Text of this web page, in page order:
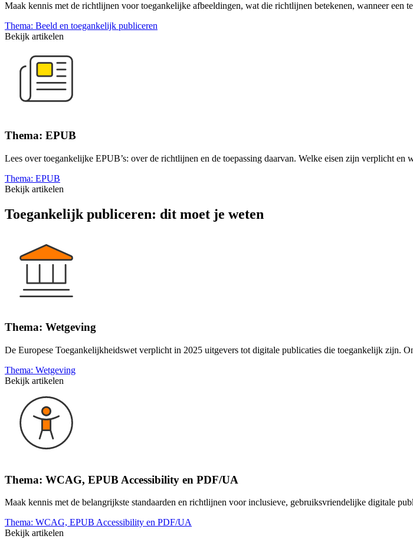
Maak kennis met de richtlijnen voor toegankelijke afbeeldingen, wat die richtlijnen betekenen, wanneer een
Thema: Beeld en toegankelijk publiceren
Bekijk artikelen
Thema: EPUB
Lees over toegankelijke EPUB’s: over de richtlijnen en de toepassing daarvan. Welke eisen zijn verplicht
Thema: EPUB
Bekijk artikelen
Toegankelijk publiceren: dit moet je weten
Thema: Wetgeving
De Europese Toegankelijkheidswet verplicht in 2025 uitgevers tot digitale publicaties die toegankelijk zijn.
Thema: Wetgeving
Bekijk artikelen
Thema: WCAG, EPUB Accessibility en PDF/UA
Maak kennis met de belangrijkste standaarden en richtlijnen voor inclusieve, gebruiksvriendelijke digitale
Thema: WCAG, EPUB Accessibility en PDF/UA
Bekijk artikelen